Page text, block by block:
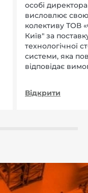
особі
висловлює
колективу ТОВ
Київ" за
технологічної
системи, яка
відповідає
Відкрити